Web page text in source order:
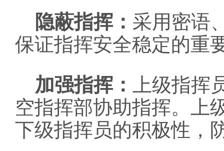
隐蔽指挥： 采用密语
保证指挥安全稳定的重
加强指挥：
上级指挥
空指挥部协助指挥。上
下级指挥员的积极性，